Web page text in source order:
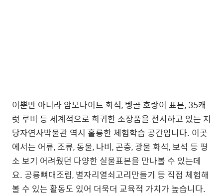
이뿐만 아니라 암모나이트 화석, 벵골 호랑이 표본, 35캐
럿 루비 등 세계적으로 희귀한 소장품을 전시하고 있는 지
당자연사박물관 역시 훌륭한 체험학습 공간입니다. 이곳
에서는 어류, 조류, 동물, 나비, 곤충, 광물 화석, 보석 등 평
소 보기 어려웠던 다양한 실물표본을 만나볼 수 있는데
요. 공룡뼈대조립, 별자리열쇠고리만들기 등 직접 체험해
볼 수 있는 활동도 있어 더욱더 교육적 가치가 높습니다.